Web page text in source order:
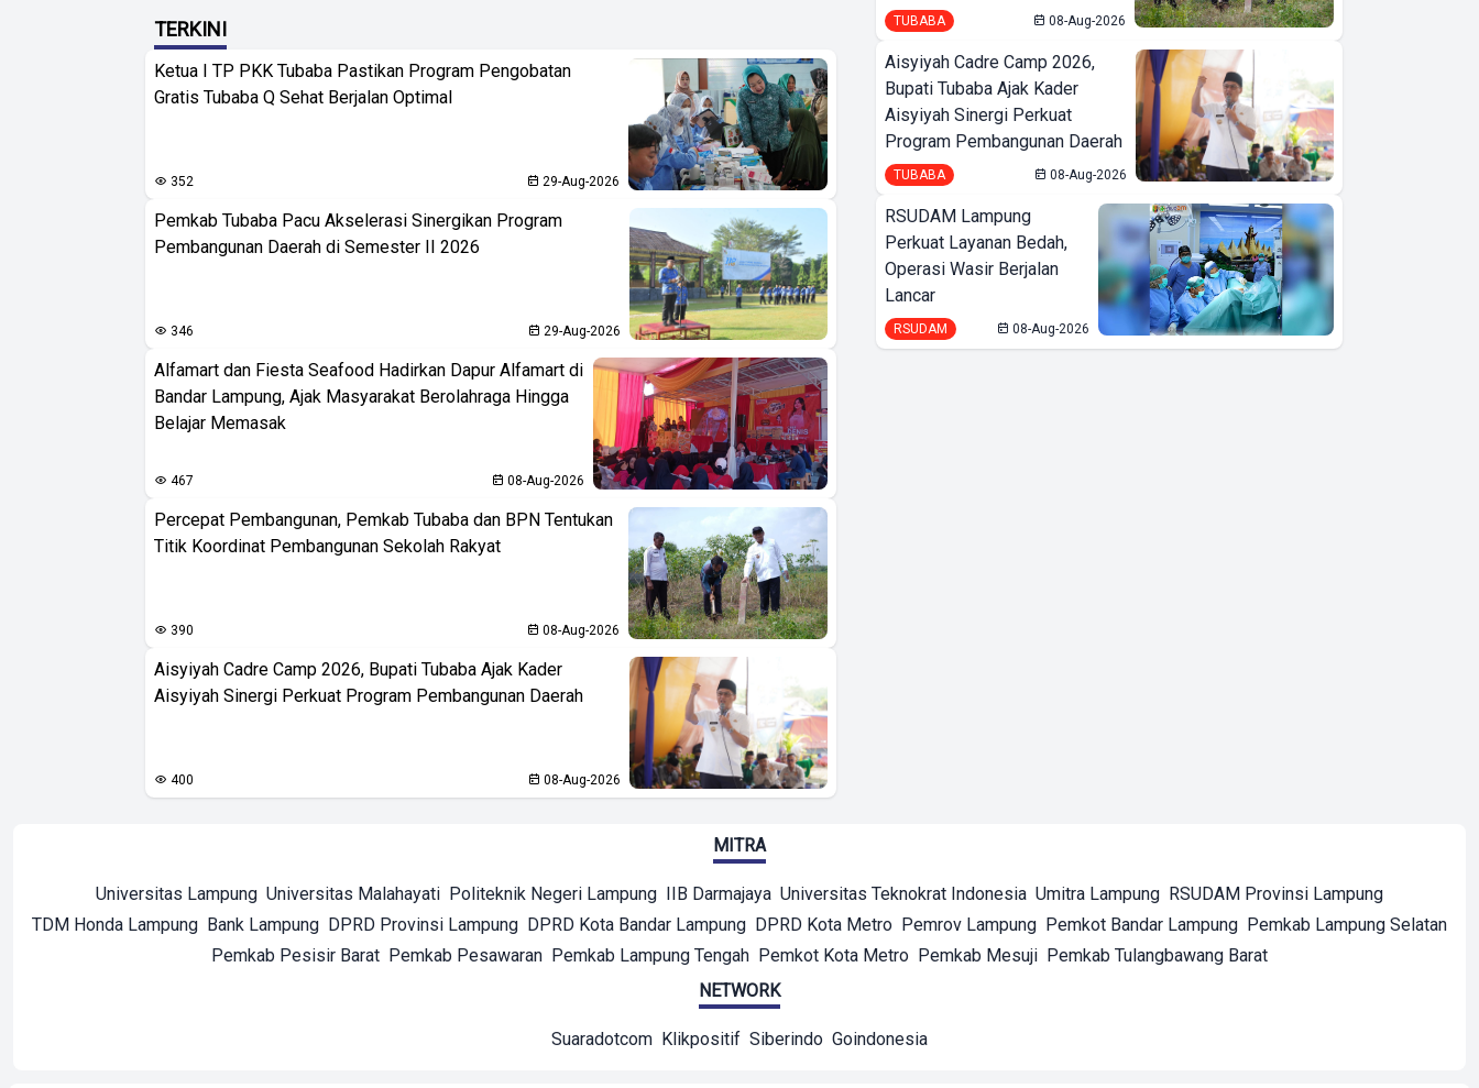
TERKINI
Ketua I TP PKK Tubaba Pastikan Program Pengobatan
Gratis Tubaba Q Sehat Berjalan Optimal
352 29-Aug-2026
Pemkab Tubaba Pacu Akselerasi Sinergikan Program
Pembangunan Daerah di Semester II 2026
346 29-Aug-2026
Alfamart dan Fiesta Seafood Hadirkan Dapur Alfamart di
Bandar Lampung, Ajak Masyarakat Berolahraga Hingga
Belajar Memasak
467 08-Aug-2026
Percepat Pembangunan, Pemkab Tubaba dan BPN Tentukan
Titik Koordinat Pembangunan Sekolah Rakyat
390 08-Aug-2026
Aisyiyah Cadre Camp 2026, Bupati Tubaba Ajak Kader
Aisyiyah Sinergi Perkuat Program Pembangunan Daerah
400 08-Aug-2026
TUBABA 08-Aug-2026
Aisyiyah Cadre Camp 2026,
Bupati Tubaba Ajak Kader
Aisyiyah Sinergi Perkuat
Program Pembangunan Daerah
TUBABA 08-Aug-2026
RSUDAM Lampung
Perkuat Layanan Bedah,
Operasi Wasir Berjalan
Lancar
RSUDAM 08-Aug-2026
MITRA
Universitas Lampung Universitas Malahayati Politeknik Negeri Lampung IIB Darmajaya Universitas Teknokrat Indonesia Umitra Lampung RSUDAM Provinsi Lampung
TDM Honda Lampung Bank Lampung DPRD Provinsi Lampung DPRD Kota Bandar Lampung DPRD Kota Metro Pemrov Lampung Pemkot Bandar Lampung Pemkab Lampung Selatan
Pemkab Pesisir Barat Pemkab Pesawaran Pemkab Lampung Tengah Pemkot Kota Metro Pemkab Mesuji Pemkab Tulangbawang Barat
NETWORK
Suaradotcom Klikpositif Siberindo Goindonesia